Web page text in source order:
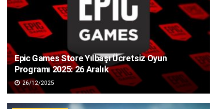
Epic Games Store Yılbaşı Ücretsiz Oyun
Programı 2025: 26 Aralık
26/12/2025